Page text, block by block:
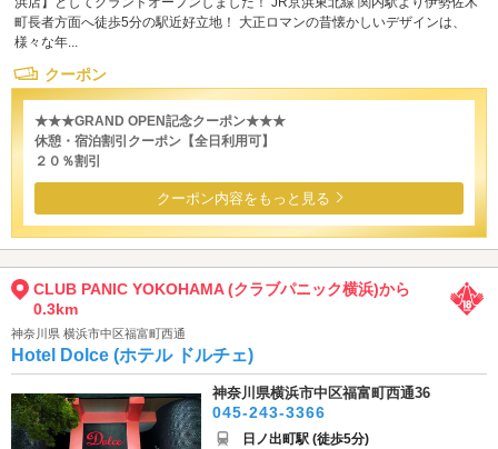
町長者方面へ徒歩5分の駅近好立地！ 大正ロマンの昔懐かしいデザインは、
様々な年...
クーポン
★★★GRAND OPEN記念クーポン★★★
休憩・宿泊割引クーポン【全日利用可】
２０％割引
クーポン内容をもっと見る
CLUB PANIC YOKOHAMA (クラブパニック横浜)から
0.3km
神奈川県 横浜市中区福富町西通
Hotel Dolce (ホテル ドルチェ)
神奈川県横浜市中区福富町西通36
045-243-3366
日ノ出町駅 (徒歩5分)